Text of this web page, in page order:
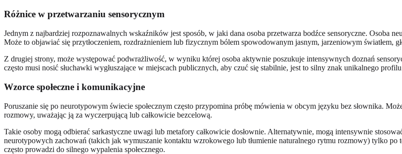
Różnice w przetwarzaniu sensorycznym
Jednym z najbardziej rozpoznawalnych wskaźników jest sposób, w jaki dana osoba przetwarza bodźce sensoryczne. Osoba
Może to objawiać się przytłoczeniem, rozdrażnieniem lub fizycznym bólem spowodowanym jasnym, jarzeniowym światłem,
Z drugiej strony, może występować podwrażliwość, w wyniku której osoba aktywnie poszukuje intensywnych doznań
często musi nosić słuchawki wygłuszające w miejscach publicznych, aby czuć się stabilnie, jest to silny znak unikalnego
Wzorce społeczne i komunikacyjne
Poruszanie się po neurotypowym świecie społecznym często przypomina próbę mówienia w obcym języku bez słownika.
rozmowy, uważając ją za wyczerpującą lub całkowicie bezcelową.
Takie osoby mogą odbierać sarkastyczne uwagi lub metafory całkowicie dosłownie. Alternatywnie, mogą intensywnie
neurotypowych zachowań (takich jak wymuszanie kontaktu wzrokowego lub tłumienie naturalnego rytmu rozmowy) tylko po
często prowadzi do silnego wypalenia społecznego.